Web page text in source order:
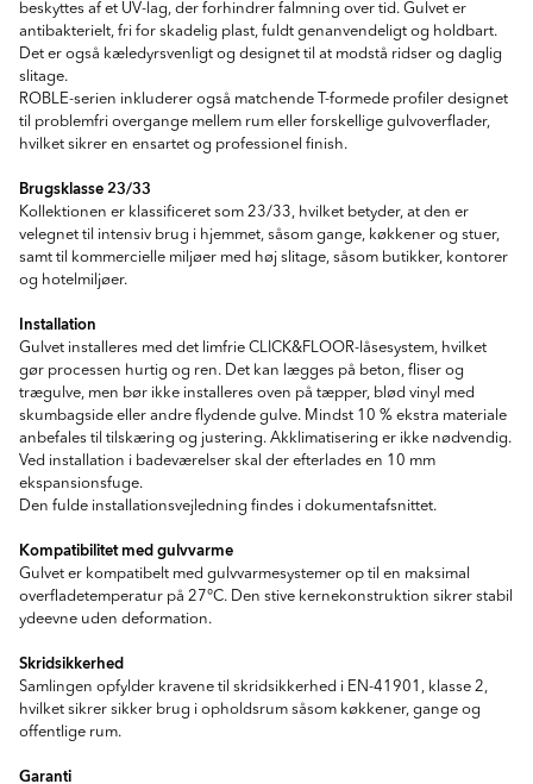
beskyttes af et UV-lag, der forhindrer falmning over tid. Gulvet er
antibakterielt, fri for skadelig plast, fuldt genanvendeligt og holdbart.
Det er også kæledyrsvenligt og designet til at modstå ridser og daglig
slitage.
ROBLE-serien inkluderer også matchende T-formede profiler designet
til problemfri overgange mellem rum eller forskellige gulvoverflader,
hvilket sikrer en ensartet og professionel finish.
Brugsklasse 23/33
Kollektionen er klassificeret som 23/33, hvilket betyder, at den er
velegnet til intensiv brug i hjemmet, såsom gange, køkkener og stuer,
samt til kommercielle miljøer med høj slitage, såsom butikker, kontorer
og hotelmiljøer.
Installation
Gulvet installeres med det limfrie CLICK&FLOOR-låsesystem, hvilket
gør processen hurtig og ren. Det kan lægges på beton, fliser og
trægulve, men bør ikke installeres oven på tæpper, blød vinyl med
skumbagside eller andre flydende gulve. Mindst 10 % ekstra materiale
anbefales til tilskæring og justering. Akklimatisering er ikke nødvendig.
Ved installation i badeværelser skal der efterlades en 10 mm
ekspansionsfuge.
Den fulde installationsvejledning findes i dokumentafsnittet.
Kompatibilitet med gulvvarme
Gulvet er kompatibelt med gulvvarmesystemer op til en maksimal
overfladetemperatur på 27°C. Den stive kernekonstruktion sikrer stabil
ydeevne uden deformation.
Skridsikkerhed
Samlingen opfylder kravene til skridsikkerhed i EN-41901, klasse 2,
hvilket sikrer sikker brug i opholdsrum såsom køkkener, gange og
offentlige rum.
Garanti